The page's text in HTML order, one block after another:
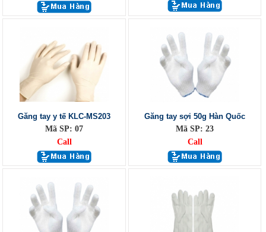
Găng tay y tế KLC-MS203
Mã SP: 07
Call
Găng tay sợi 50g Hàn Quốc
Mã SP: 23
Call